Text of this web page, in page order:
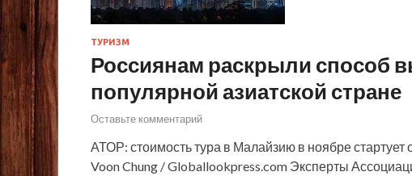
ТУРИЗМ
Россиянам раскрыли способ
популярной азиатской стране
Оставьте комментарий
АТОР: стоимость тура в Малайзию в ноябре стартует
Voon Chung / Globallookpress.com Эксперты